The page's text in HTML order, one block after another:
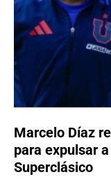
Marcelo Díaz
para expulsar
Superclásico